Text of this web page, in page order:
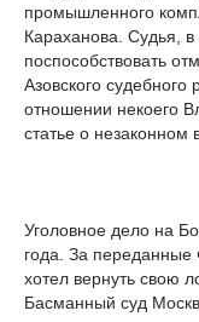
промышленного
Караханова. Судья,
поспособствовать
Азовского
отношении некоего
статье о незаконном
Уголовное дело на
года. За переданные
хотел вернуть свою
Басманный суд